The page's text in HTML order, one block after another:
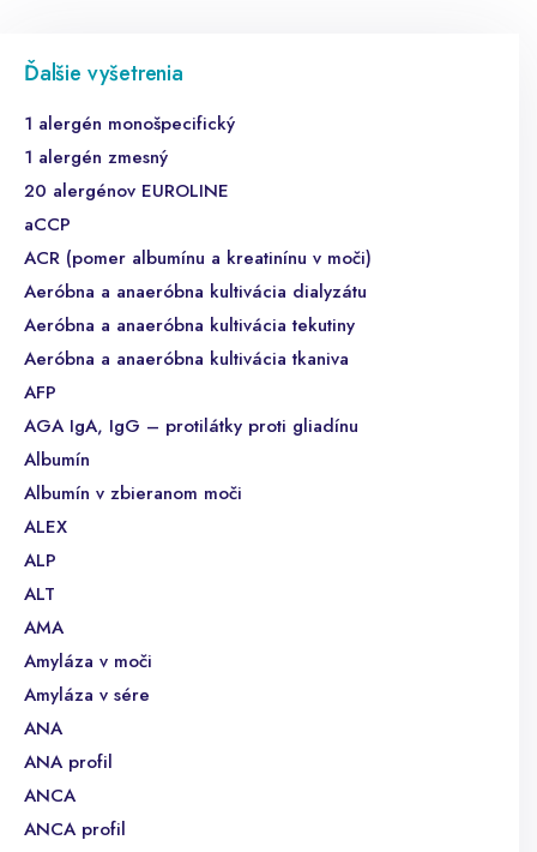
Ďalšie vyšetrenia
1 alergén monošpecifický
1 alergén zmesný
20 alergénov EUROLINE
aCCP
ACR (pomer albumínu a kreatinínu v moči)
Aeróbna a anaeróbna kultivácia dialyzátu
Aeróbna a anaeróbna kultivácia tekutiny
Aeróbna a anaeróbna kultivácia tkaniva
AFP
AGA IgA, IgG – protilátky proti gliadínu
Albumín
Albumín v zbieranom moči
ALEX
ALP
ALT
AMA
Amyláza v moči
Amyláza v sére
ANA
ANA profil
ANCA
ANCA profil